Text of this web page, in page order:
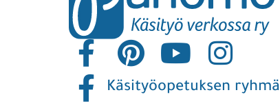
Käsityöopetuksen ryhmä